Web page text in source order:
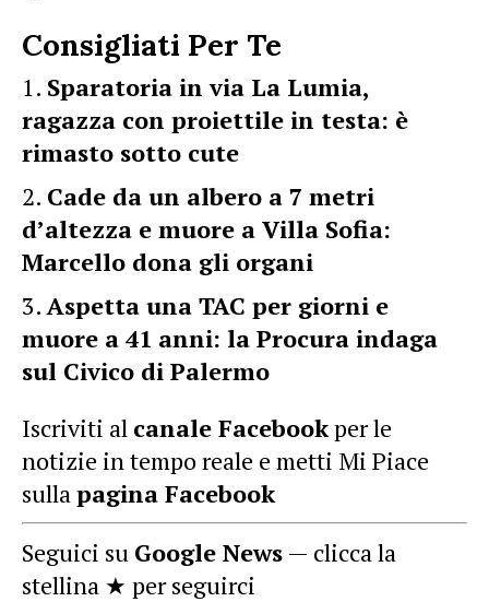
Consigliati Per Te
Sparatoria in via La Lumia,
ragazza con proiettile in testa: è
rimasto sotto cute
Cade da un albero a 7 metri
d’altezza e muore a Villa Sofia:
Marcello dona gli organi
Aspetta una TAC per giorni e
muore a 41 anni: la Procura indaga
sul Civico di Palermo
Iscriviti al canale Facebookper le
notizie in tempo reale e metti Mi Piace
sullapagina Facebook
Seguici su Google News — clicca la
stellina ★ per seguirci